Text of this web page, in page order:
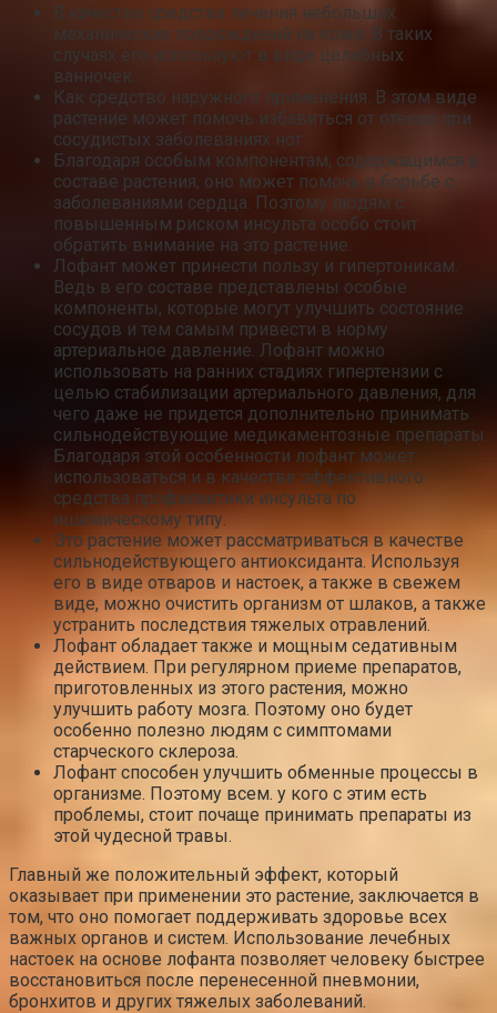
В качестве средства лечения небольших
механических повреждений на коже. В таких
случаях его используют в виде целебных
ванночек.
Как средство наружного применения. В этом виде
растение может помочь избавиться от отёков при
сосудистых заболеваниях ног.
Благодаря особым компонентам, содержащимся в
составе растения, оно может помочь в борьбе с
заболеваниями сердца. Поэтому людям с
повышенным риском инсульта особо стоит
обратить внимание на это растение.
Лофант может принести пользу и гипертоникам.
Ведь в его составе представлены особые
компоненты, которые могут улучшить состояние
сосудов и тем самым привести в норму
артериальное давление. Лофант можно
использовать на ранних стадиях гипертензии с
целью стабилизации артериального давления, для
чего даже не придется дополнительно принимать
сильнодействующие медикаментозные препараты.
Благодаря этой особенности лофант может
использоваться и в качестве эффективного
средства профилактики инсульта по
ишемическому типу.
Это растение может рассматриваться в качестве
сильнодействующего антиоксиданта. Используя
его в виде отваров и настоек, а также в свежем
виде, можно очистить организм от шлаков, а также
устранить последствия тяжелых отравлений.
Лофант обладает также и мощным седативным
действием. При регулярном приеме препаратов,
приготовленных из этого растения, можно
улучшить работу мозга. Поэтому оно будет
особенно полезно людям с симптомами
старческого склероза.
Лофант способен улучшить обменные процессы в
организме. Поэтому всем. у кого с этим есть
проблемы, стоит почаще принимать препараты из
этой чудесной травы.
Главный же положительный эффект, который
оказывает при применении это растение, заключается в
том, что оно помогает поддерживать здоровье всех
важных органов и систем. Использование лечебных
настоек на основе лофанта позволяет человеку быстрее
восстановиться после перенесенной пневмонии,
бронхитов и других тяжелых заболеваний.